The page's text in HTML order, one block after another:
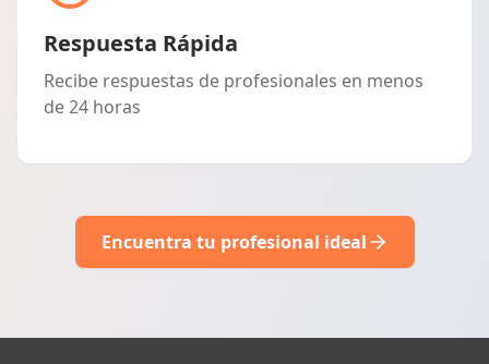
Respuesta Rápida
Recibe respuestas de profesionales en menos
de 24 horas
Encuentra tu profesional ideal